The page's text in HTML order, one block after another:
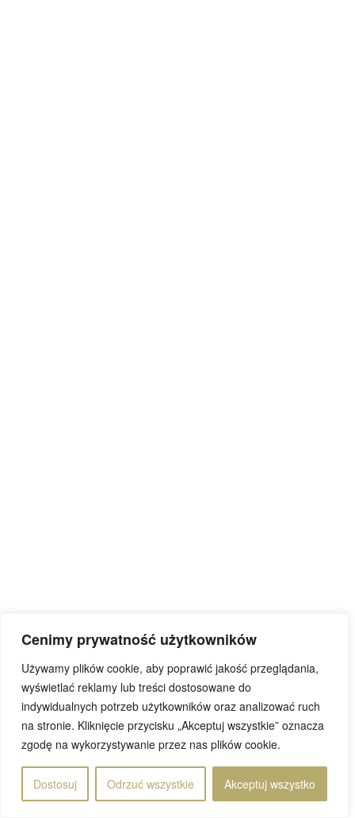
Cenimy prywatność użytkowników
Używamy plików cookie, aby poprawić jakość przeglądania,
wyświetlać reklamy lub treści dostosowane do
indywidualnych potrzeb użytkowników oraz analizować ruch
na stronie. Kliknięcie przycisku „Akceptuj wszystkie” oznacza
zgodę na wykorzystywanie przez nas plików cookie.
Dostosuj Odrzuć wszystkie Akceptuj wszystko